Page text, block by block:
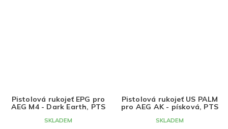
Pistolová rukojeť EPG pro
AEG M4 - Dark Earth, PTS
SKLADEM
Pistolová rukojeť US PALM
pro AEG AK - písková, PTS
SKLADEM